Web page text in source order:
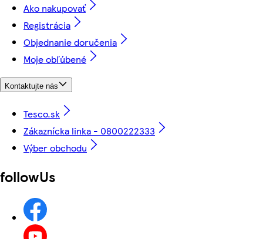
Ako nakupovať
Registrácia
Objednanie doručenia
Moje obľúbené
Kontaktujte nás
Tesco.sk
Zákaznícka linka - 0800222333
Výber obchodu
followUs